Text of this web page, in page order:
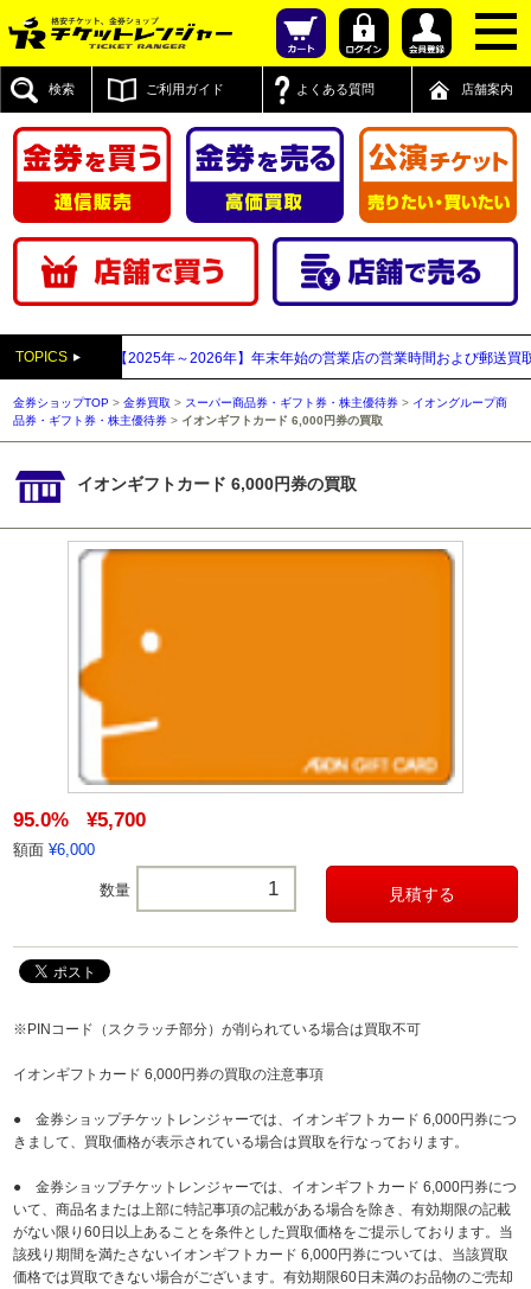
検索 ご利用ガイド よくある質問 店舗案内
TOPICS
月05日 【2025年～2026年】年末年始の営業店の営業時間および郵送買取・通
金券ショップTOP >金券買取 > スーパー商品券・ギフト券・株主優待券 > イオングループ商
品券・ギフト券・株主優待券 > イオンギフトカード 6,000円券の買取
イオンギフトカード 6,000円券の買取
95.0% ¥5,700
額面 ¥6,000
数量
※PINコード（スクラッチ部分）が削られている場合は買取不可
イオンギフトカード 6,000円券の買取の注意事項
● 金券ショップチケットレンジャーでは、イオンギフトカード 6,000円券につ
きまして、買取価格が表示されている場合は買取を行なっております。
● 金券ショップチケットレンジャーでは、イオンギフトカード 6,000円券につ
いて、商品名または上部に特記事項の記載がある場合を除き、有効期限の記載
がない限り60日以上あることを条件とした買取価格をご提示しております。当
該残り期間を満たさないイオンギフトカード 6,000円券については、当該買取
価格では買取できない場合がございます。有効期限60日未満のお品物のご売却